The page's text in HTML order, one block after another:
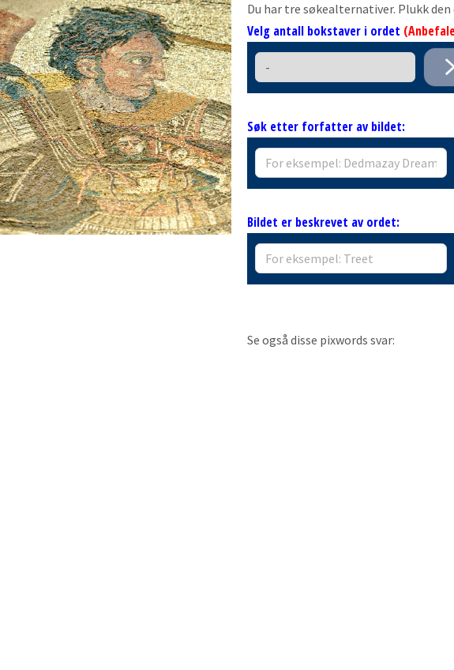
Du har tre søkealternativer. Plukk
Velg antall bokstaver i ordet
Søk etter forfatter av bildet:
Bildet er beskrevet av ordet:
Se også disse pixwords svar: